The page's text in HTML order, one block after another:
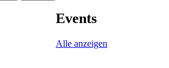
Events
Alle anzeigen